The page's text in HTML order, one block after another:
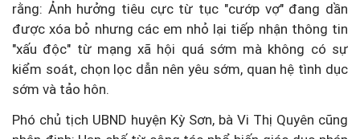
rằng: Ảnh hưởng tiêu cực từ tục "cướp vợ" đang dần
được xóa bỏ nhưng các em nhỏ lại tiếp nhận thông tin
"xấu độc" từ mạng xã hội quá sớm mà không có sự
kiểm soát, chọn lọc dẫn nên yêu sớm, quan hệ tình dục
sớm và tảo hôn.
Phó chủ tịch UBND huyện Kỳ Sơn, bà Vi Thị Quyên cũng